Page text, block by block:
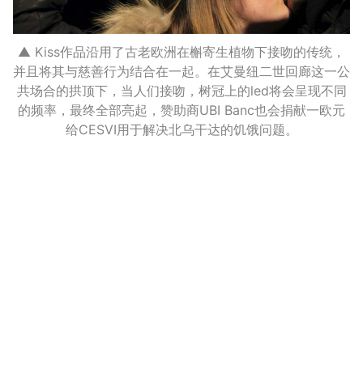
▲ Kiss作品沿用了古老欧洲在槲寄生植物下接吻的传统，
并且将其与慈善行为结合在一起。在艾曼纽二世回廊这一公
共场合的拱顶下，当人们接吻，树冠上的led将会呈现不同
的频率，最终全部亮起，赞助商UBI Banc也会捐献一欧元
给CESVI用于解决北乌干达的饥饿问题。